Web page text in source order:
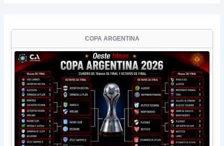
COPA ARGENTINA